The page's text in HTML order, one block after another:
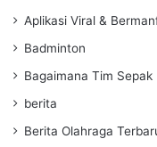
Aplikasi Viral &
Badminton
Bagaimana Tim Sepak
berita
Berita Olahraga